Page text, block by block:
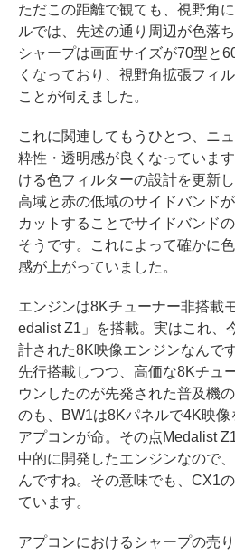
ただこの距離で観ても、視野角
ルでは、先述の通り周辺が色落
シャープは画面サイズが70型と
くなっており、視野角拡張フィ
ことが伺えました。
これに関連してもうひとつ、ニ
粋性・透明感が良くなっていま
ける色フィルターの設計を更新
高域と赤の低域のサイドバンド
カットすることでサイドバンド
そうです。これによって確かに
感が上がっていました。
エンジンは8Kチューナー非搭載
edalist Z1」を搭載。実はこれ、
計された8K映像エンジンなんで
先行搭載しつつ、高価な8Kチュ
ウンしたのが先発された普及機
のも、BW1は8Kパネルで4K映像
アプコンが命。その点Medalist
中的に開発したエンジンなので
んですね。その意味でも、CX1
ています。
アプコンにおけるシャープの売